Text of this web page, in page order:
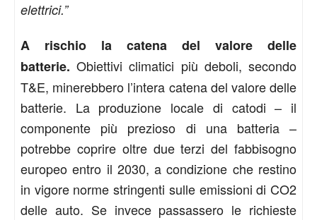
elettrici.”
A rischio la catena del valore delle
batterie. Obiettivi climatici più deboli, secondo
T&E, minerebbero l’intera catena del valore delle
batterie. La produzione locale di catodi – il
componente più prezioso di una batteria –
potrebbe coprire oltre due terzi del fabbisogno
europeo entro il 2030, a condizione che restino
in vigore norme stringenti sulle emissioni di CO2
delle auto. Se invece passassero le richieste